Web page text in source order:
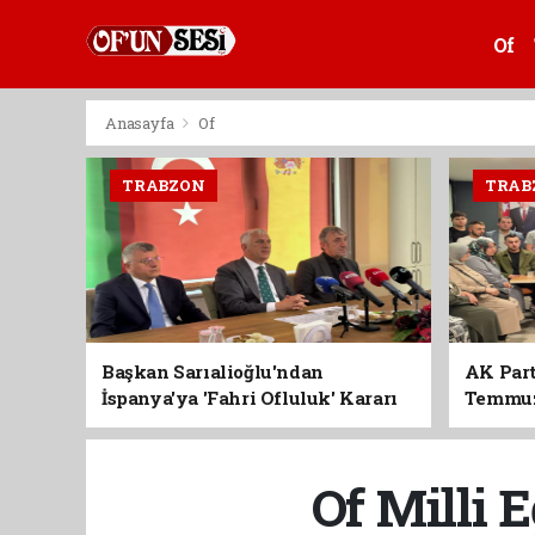
Of
Anasayfa Of
TRABZON
Başkan Sarıalioğlu'ndan
İspanya'ya 'Fahri Ofluluk' Kararı
AK
Birlik
Of Milli